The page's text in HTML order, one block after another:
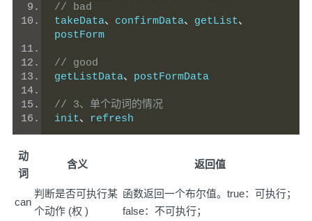
// bad
takeData、 confirmData、 getList、
postForm
// good
getListData、 postFormData
// 3、单个动词的情况
init、 refresh
动
词
含义 返回值
can
判断是否可执行某
个动作 (权 )
函数返回一个布尔值。true：可执行；
false：不可执行；